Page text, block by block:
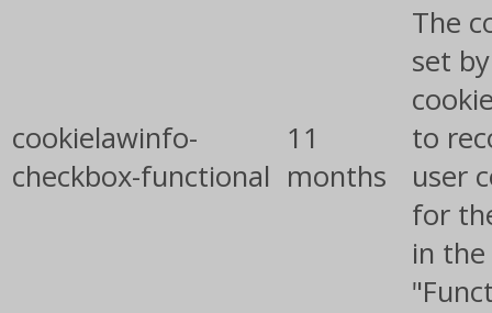
cookielawinfo-
checkbox-functional
11
months
The
set
to
user
for
in